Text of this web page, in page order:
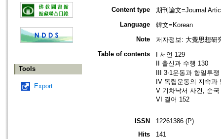
Tools
Export
Content type
期刊論文=Journal
Language
韓文=Korean
Note
저자정보: 大覺思想研
Table of contents
I 서언 129
II 출신과 수행 130
III 3‧1운동과 항일투
IV 독립운동의 지속과
V 기차낙서 사건, 순국
VI 결어 152
ISSN
12261386 (P)
Hits
141